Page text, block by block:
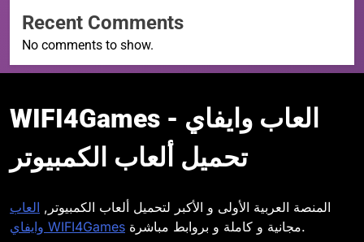
Recent Comments
No comments to show.
WIFI4Games العاب
وايفايWIFI4Games العاب وايفاي -
تحميل ألعاب الكمبيوتر
المنصة العربية الأولى و الأكبر لتحميل ألعاب الكمبيوتر, العاب
وايفاي WIFI4Games
مجانية و كاملة و بروابط مباشرة.